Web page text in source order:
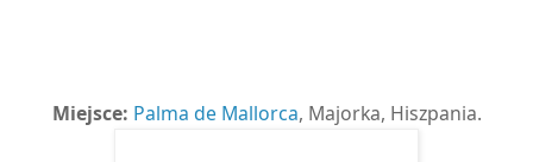
Miejsce: Palma de Mallorca, Majorka, Hiszpania.